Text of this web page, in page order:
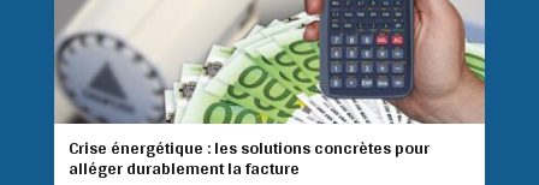
Crise énergétique : les solutions concrètes pour
alléger durablement la facture